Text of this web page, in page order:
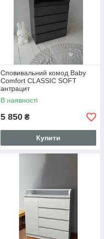
Сповивальний комод Baby
Comfort CLASSIC SOFT
антрацит
В наявності
5 850 ₴
Купити